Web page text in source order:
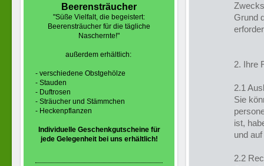
Grund
2. Ihre
2.1
Sie
ist,
und
2.2
Beerensträucher
"Süße Vielfalt, die begeistert:
Beerensträucher für die tägliche
Naschernte!"
außerdem erhältlich:
- verschiedene Obstgehölze
- Stauden
- Duftrosen
- Sträucher und Stämmchen
- Heckenpflanzen
Individuelle Geschenkgutscheine für
jede Gelegenheit bei uns erhältlich!